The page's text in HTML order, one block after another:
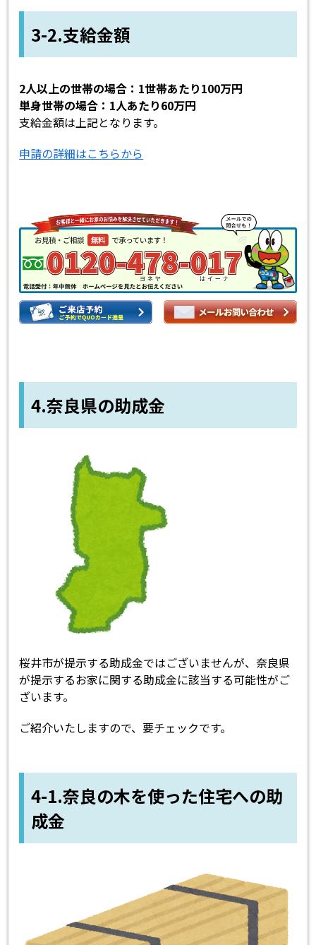
3-2.支給金額
2人以上の世帯の場合：1世帯あたり100万円
単身世帯の場合：1人あたり60万円
支給金額は上記となります。
申請の詳細はこちらから
4.奈良県の助成金
桜井市が提示する助成金ではございませんが、奈良県
が提示するお家に関する助成金に該当する可能性がご
ざいます。
ご紹介いたしますので、要チェックです。
4-1.奈良の木を使った住宅への助
成金